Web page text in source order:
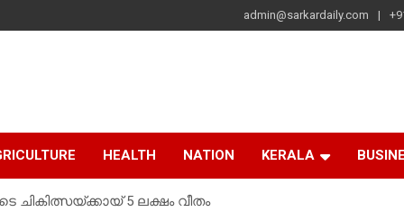
admin@sarkardaily.com
HEALTH NATION KERALA
ചികിത്സയ്ക്കായ് 5 ലക്ഷം വീതം